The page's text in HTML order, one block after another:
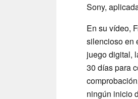
Sony,
En su vídeo,
silencioso en
juego digital,
30 días para
ningún inicio